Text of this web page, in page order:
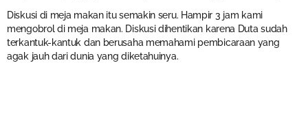
Diskusi di meja makan itu semakin seru. Hampir 3 jam kami
mengobrol di meja makan. Diskusi dihentikan karena Duta sudah
terkantuk-kantuk dan berusaha memahami pembicaraan yang
agak jauh dari dunia yang diketahuinya.